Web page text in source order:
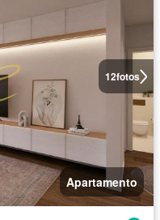
12fotos
Apartamento